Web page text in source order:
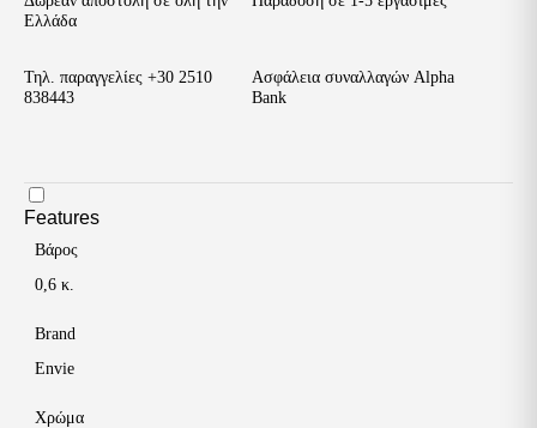
Minimal
|
Earthy
Ελλάδα
Τηλ. παραγγελίες +30 2510
838443
Ασφάλεια συναλλαγών Alpha
Bank
Features
Βάρος
0,6 κ.
Brand
Envie
Χρώμα